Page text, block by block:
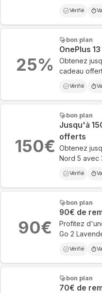
Vérifié
bon plan
OnePlus
Obtenez
cadeau
Vérifié
25%
bon plan
Jusqu'à
offerts
Obtenez
Nord 5 avec
Vérifié
150€
bon plan
90€ de
Profitez
Go 2
Vérifié
90€
bon plan
70€ de